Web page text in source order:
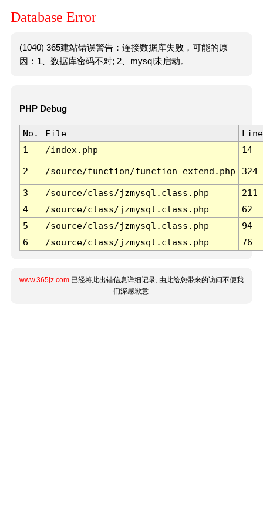
Database Error
(1040) 365建站错误警告：连接数据库失败，可能的原
因：1、数据库密码不对; 2、mysql未启动。
PHP Debug
No. File
Line
1
/index.php 14
2 /source/function/function_extend.php 324
3 /source/class/jzmysql.class.php
211
4
/source/class/jzmysql.class.php
62
5
/source/class/jzmysql.class.php
94
6
/source/class/jzmysql.class.php 76
www.365jz.com 已经将此出错信息详细记录, 由此给您带来的访问不便我
们深感歉意.